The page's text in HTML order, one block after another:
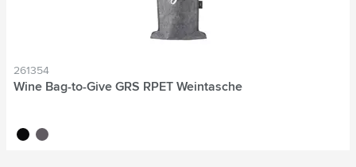
261354
Wine Bag-to-Give GRS RPET Weintasche
noir gris